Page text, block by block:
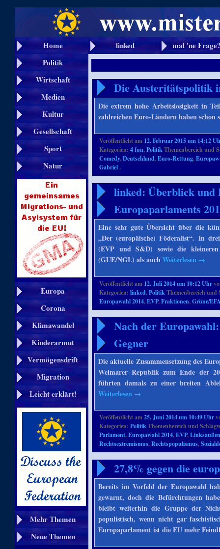
Home linked
mal 'ne
Politik
Wirtschaft
Medien
Kultur
Gesellschaft
Sport
Natur
Europa
Corona
Klimawandel
Kinderarmut
Vermögensdrift
Migration
Leicht erklärt!
Mehr Themen
Neue Themen
Die Austeritätspolitik
Die extrem hohe Arbeitslosigkeit in
zahlreichen Euro-Ländern haben schon
Veröffentlicht am 12. Februar 2015 um 14:12
Kategorien:4 fun,PolitikThemenbereich und
Comedy,Deutschland,Euro-Rettung,
Gabriel.
linked: Überblick und
Europaparlaments
Eine sehr gute Übersicht über die
„Der (europäische) Föderalist“. In
(EVP und S&D) sowie die
(GUE/NGL) als auchWeiterlesen →
Veröffentlicht am 12. Juli 2014 um 10:12 Uhr
Kategorien:linked,PolitikThemenbereich und
Europawahl 2014,EVP,Fraktionen,Grüne/
Nach der
Gegner
Die aktuelle Zusammensetzung des
Weimarer Republik zum Ende der
führten damals zu einer breiten
Weiterlesen →
Veröffentlicht am25. Juni 2014 um 10:49 Uhr
Kategorien:PolitikThemenbereich und
Parlament,Europawahl 2014,EVP,
Rechtsextremismus,Rechtspopulismus,
27,8% gegen die
Bereits im Vorfeld der Europawahl
gewarnt, doch die Befürchtungen
bleibt weiterhin die Gruppe der
populistisch, wenn nicht gar
Europaparlament ist die EU mehr